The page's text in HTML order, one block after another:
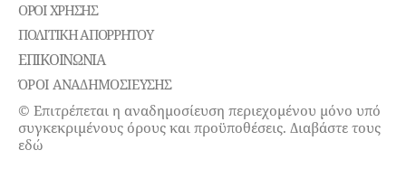
ΌΡΟΙ ΧΡΉΣΗΣ
ΠΟΛΙΤΙΚΉ ΑΠΟΡΡΉΤΟΥ
ΕΠΙΚΟΙΝΩΝΊΑ
ΌΡΟΙ ΑΝΑΔΗΜΟΣΙΕΥΣΗΣ
© Επιτρέπεται η αναδημοσίευση περιεχομένου μόνο υπό
συγκεκριμένους όρους και προϋποθέσεις. Διαβάστε τους
εδώ